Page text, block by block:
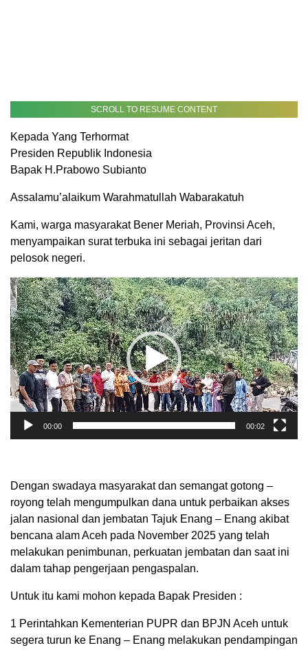
SCROLL TO RESUME CONTENT
Kepada Yang Terhormat
Presiden Republik Indonesia
Bapak H.Prabowo Subianto
Assalamu’alaikum Warahmatullah Wabarakatuh
Kami, warga masyarakat Bener Meriah, Provinsi Aceh,
menyampaikan surat terbuka ini sebagai jeritan dari
pelosok negeri.
Pemutar
Video
00:00 00:02
Dengan swadaya masyarakat dan semangat gotong –
royong telah mengumpulkan dana untuk perbaikan akses
jalan nasional dan jembatan Tajuk Enang – Enang akibat
bencana alam Aceh pada November 2025 yang telah
melakukan penimbunan, perkuatan jembatan dan saat ini
dalam tahap pengerjaan pengaspalan.
Untuk itu kami mohon kepada Bapak Presiden :
1 Perintahkan Kementerian PUPR dan BPJN Aceh untuk
segera turun ke Enang – Enang melakukan pendampingan